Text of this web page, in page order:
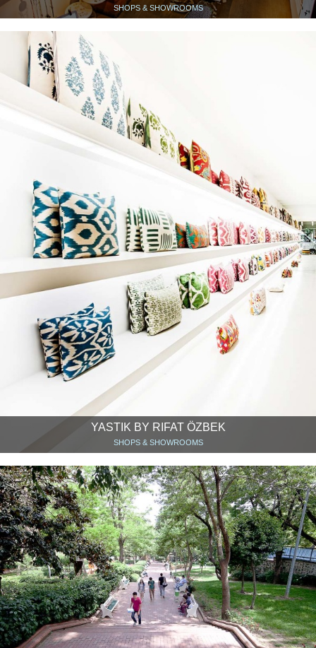
SHOPS & SHOWROOMS
YASTIK BY RIFAT ÖZBEK
SHOPS & SHOWROOMS